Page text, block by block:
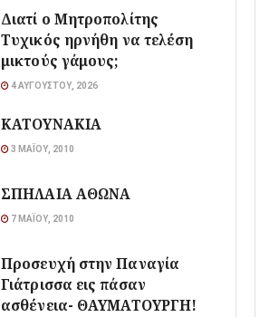
Διατί ο Μητροπολίτης
Τυχικός ηρνήθη να τελέση
μικτούς γάμους;
4 ΑΥΓΟΎΣΤΟΥ, 2026
ΚΑΤΟΥΝΑΚΙΑ
3 ΜΑΪ́ΟΥ, 2010
ΣΠΗΛΑΙΑ ΑΘΩΝΑ
7 ΜΑΪ́ΟΥ, 2010
Προσευχή στην Παναγία
Γιάτρισσα εις πάσαν
ασθένεια- ΘΑΥΜΑΤΟΥΡΓΗ!